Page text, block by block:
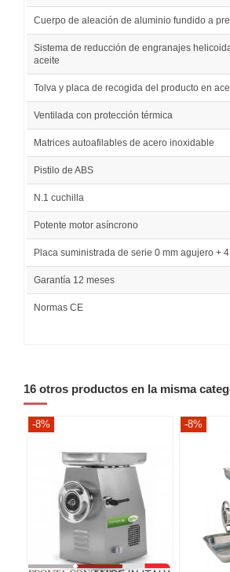
Cuerpo de aleación de aluminio fundido a
Sistema de reducción de engranajes
aceite
Tolva y placa de recogida del producto en
Ventilada con protección térmica
Matrices autoafilables de acero inoxidable
Pistilo de ABS
N.1 cuchilla
Potente motor asíncrono
Placa suministrada de serie 0 mm agujero +
Garantía 12 meses
Normas CE
16 otros productos en la misma
-8% -8%